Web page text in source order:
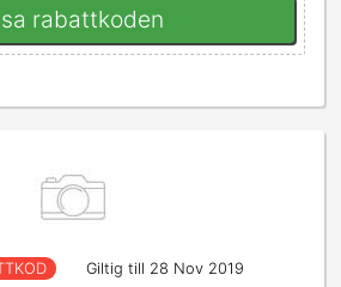
rabattkoden
Giltig till 28 Nov 2019